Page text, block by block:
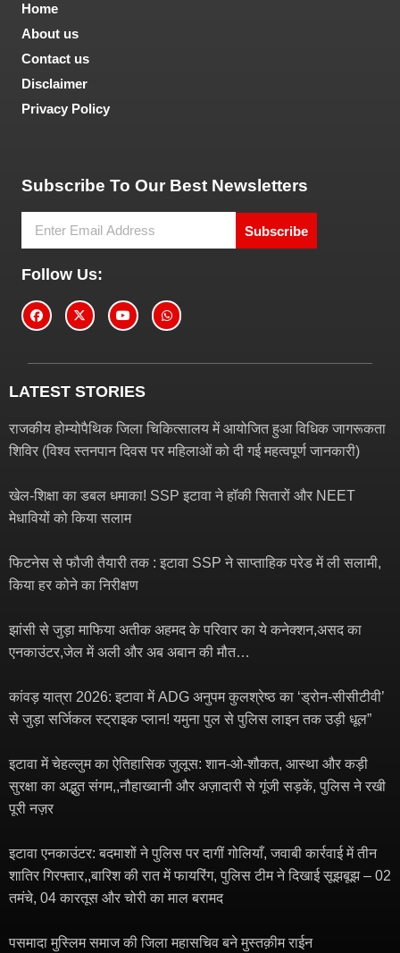
Home
About us
Contact us
Disclaimer
Privacy Policy
Subscribe To Our Best Newsletters
Subscribe
Follow Us:
LATEST STORIES
राजकीय होम्योपैथिक जिला चिकित्सालय में आयोजित हुआ विधिक जागरूकता
शिविर (विश्व स्तनपान दिवस पर महिलाओं को दी गई महत्वपूर्ण जानकारी)
खेल-शिक्षा का डबल धमाका! SSP इटावा ने हॉकी सितारों और NEET
मेधावियों को किया सलाम
फिटनेस से फौजी तैयारी तक : इटावा SSP ने साप्ताहिक परेड में ली सलामी,
किया हर कोने का निरीक्षण
झांसी से जुड़ा माफिया अतीक अहमद के परिवार का ये कनेक्शन,असद का
एनकाउंटर,जेल में अली और अब अबान की मौत…
कांवड़ यात्रा 2026: इटावा में ADG अनुपम कुलश्रेष्ठ का ‘ड्रोन-सीसीटीवी’
से जुड़ा सर्जिकल स्ट्राइक प्लान! यमुना पुल से पुलिस लाइन तक उड़ी धूल”
इटावा में चेहल्लुम का ऐतिहासिक जुलूस: शान-ओ-शौकत, आस्था और कड़ी
सुरक्षा का अद्भुत संगम,,नौहाख्वानी और अज़ादारी से गूंजी सड़कें, पुलिस ने रखी
पूरी नज़र
इटावा एनकाउंटर: बदमाशों ने पुलिस पर दागीं गोलियाँ, जवाबी कार्रवाई में तीन
शातिर गिरफ्तार,,बारिश की रात में फायरिंग, पुलिस टीम ने दिखाई सूझबूझ – 02
तमंचे, 04 कारतूस और चोरी का माल बरामद
पसमादा मुस्लिम समाज की जिला महासचिव बने मुस्तक़ीम राईन